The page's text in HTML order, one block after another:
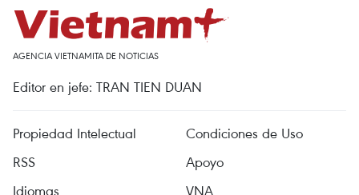
AGENCIA VIETNAMITA DE NOTICIAS
Editor en jefe: TRAN TIEN DUAN
Propiedad Intelectual
Condiciones de Uso
RSS
Apoyo
Idiomas
VNA